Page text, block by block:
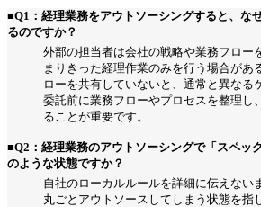
■Q1：経理業務をアウトソーシングすると、な
るのですか？
外部の担当者は会社の戦略や業務フロー
まりきった経理作業のみを行う場合があ
ローを共有していないと、通常と異なる
委託前に業務フローやプロセスを整理し
ることが重要です。
■Q2：経理業務のアウトソーシングで「スペッ
のような状態ですか？
自社のローカルルールを詳細に伝えない
丸ごとアウトソースしてしまう状態を指